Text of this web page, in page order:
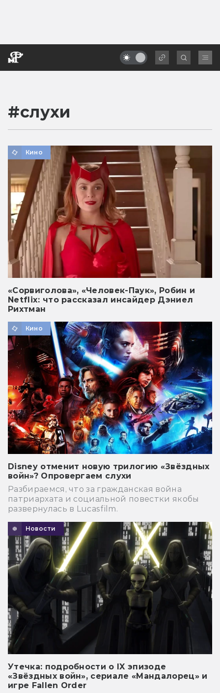
#слухи
Кино
«Сорвиголова», «Человек-Паук», Робин и
Netflix: что рассказал инсайдер Дэниел
Рихтман
Кино
Disney отменит новую трилогию «Звёздных
войн»? Опровергаем слухи
Разбираемся, что за гражданская война
патриархата и социальной повестки якобы
развернулась в Lucasfilm.
Новости
Утечка: подробности о IX эпизоде
«Звёздных войн», сериале «Мандалорец» и
игре Fallen Order